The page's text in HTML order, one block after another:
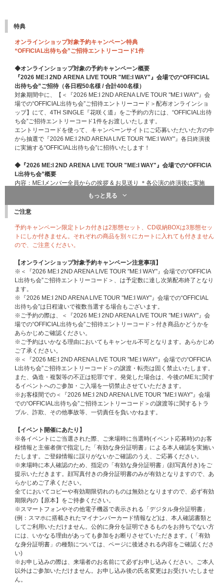
特典
オンラインショップ対象予約キャンペーン特典
“OFFICIAL出待ち会”ご招待エントリーコード1件
◆オンラインショップ対象の予約キャンペーン概要
『2026 ME:I 2ND ARENA LIVE TOUR "ME:I WAY"』会場での“OFFICIAL
出待ち会”ご招待（各日程50名様 / 合計400名様）
対象期間中に、【＜『2026 ME:I 2ND ARENA LIVE TOUR "ME:I WAY"』会
場での“OFFICIAL出待ち会”ご招待エントリーコード＞配布オンラインショ
ップ】にて、4TH SINGLE『花咲く道』をご予約の方には、“OFFICIAL出待
ち会”ご招待エントリーコード1件をお渡しいたします。
エントリーコードを使って、キャンペーンサイトにご応募いただいた方の中
から抽選で『2026 ME:I 2ND ARENA LIVE TOUR "ME:I WAY"』各日終演後
に実施する“OFFICIAL出待ち会”に招待いたします！
◆『2026 ME:I 2ND ARENA LIVE TOUR "ME:I WAY"』会場での“OFFICIA
L出待ち会”概要
内容：ME:Iメンバー全員からの挨拶 & お見送り ＊各公演の終演後に実施
招待人数：各日程50名様 / 合計400名様
※会場によって運営方法が一部異なる場合もございますが、特典会の内容部
※特典会中、指定の位置からメンバーの動画・写真撮影が可能となります。
注意事項につきましては、以下の＜録音・録画・写真撮影について＞の部分
へ記載しておりますので必ず事前にご一読ください。
ません。また、プレゼントを受け取ることもできませんので、あらかじめご
了承ください。
※当イベントの集合時間や集合場所などの詳細は、当選者の方へのみ別途ご
案内いたします。
※当イベントは『2026 ME:I 2ND ARENA LIVE TOUR "ME:I WAY"』の各日
終演後実施となります。以下の日程よりご希望の会場を選択いただけます。
※本キャンペーンの“OFFICIAL出待ち会”ご招待には、各日公演チケットは
不要となります。公演チケットをお持ちでない方もご参加可能となります。
＜開催日程／開催会場＞※開演時間は変更になる場合があります。
●東京・有明アリーナ
2026年8月1日(土) 開場 16:00／開演 17:00
2026年8月2日(日) 開場 14:00／開演 15:00
●宮城・ゼビオアリーナ仙台
2026年8月22日(土) 開場 16:00／開演 17:00
2026年8月23日(日) 開場 14:00／開演 15:00
2026年9月12日(土) 開場 16:00／開演17:00
2026年9月13日(日) 開場 14:00／開演15:00
●福岡・マリンメッセ福岡B館
2026年9月22日(火祝) 開場 16:00／開演17:00
2026年9月23日(水祝) 開場 14:00／開演15:00
【注意事項】
※日本以外の住所ではエントリーコードを登録することができません。あら
かじめご了承ください。
※決済方法の違いにより＜『2026 ME:I 2ND ARENA LIVE TOUR "ME:I WA
Y"』会場での“OFFICIAL出待ち会”ご招待エントリーコード＞付き商品ペー
ジのほかに＜『2026 ME:I 2ND ARENA LIVE TOUR "ME:I WAY"』会場で
の“OFFICIAL出待ち会”ご招待エントリーコード＞が付かない商品ページも
表示されることがあります。ご予約の際は＜『2026 ME:I 2ND ARENA LIVE
TOUR "ME:I WAY"』会場での“OFFICIAL出待ち会”ご招待エントリーコード
＞付きの表示をご確認ください。
※お支払方法は、クレジットカード、携帯キャリア決済のみとなります。
もっと見る
ご注意
予約キャンペーン限定トレカ付きは2形態セット、CD収納BOXは3形態セッ
トにしか付きません。それぞれの商品を別々にカートに入れても付きません
ので、ご注意ください。
【オンラインショップ対象予約キャンペーン注意事項】
※＜『2026 ME:I 2ND ARENA LIVE TOUR "ME:I WAY"』会場での“OFFICIA
L出待ち会”ご招待エントリーコード＞、は予定数に達し次第配布終了となり
ます。
※『2026 ME:I 2ND ARENA LIVE TOUR "ME:I WAY"』会場での“OFFICIAL
出待ち会”は日程違いで複数当選する場合もございます。
※ご予約の際は、＜『2026 ME:I 2ND ARENA LIVE TOUR "ME:I WAY"』会
場での“OFFICIAL出待ち会”ご招待エントリーコード＞付き商品かどうかを
あらかじめご確認ください。
※ご予約はいかなる理由においてもキャンセル不可となります。あらかじめ
ご了承ください。
※＜『2026 ME:I 2ND ARENA LIVE TOUR "ME:I WAY"』会場での“OFFICIA
L出待ち会”ご招待エントリーコード＞の譲渡・転売は固く禁止いたします。
また、偽造・複製等の不正は犯罪です。発覚した場合は、今後のME:Iに関す
るイベントへのご参加・ご入場を一切禁止させていただきます。
※お客様間での＜『2026 ME:I 2ND ARENA LIVE TOUR "ME:I WAY"』会場
での“OFFICIAL出待ち会”ご招待エントリーコード＞の譲渡等に関するトラ
ブル、詐欺、その他事故等、一切責任を負いかねます。
【イベント開催にあたり】
※各イベントにご当選された際、ご来場時に当選時(イベント応募時)のお客
様情報と主催者側で指定した「有効な身分証明書」による本人確認を実施い
たします。ご登録情報に誤りがないかご確認のうえ、ご応募ください。
※来場時に本人確認のため、指定の「有効な身分証明書」(顔写真付き)をご
提示いただきます。顔写真付きの身分証明書のみが有効となりますので、あ
らかじめご了承ください。
全てにおいてコピーや有効期限切れのものは無効となりますので、必ず有効
期限内の【原本】をご持参ください。
※スマートフォンやその他電子機器で表示される「デジタル身分証明書」
(例：スマホに搭載されたマイナンバーカード情報など)は、本人確認書類と
してご利用いただけません。公的に身分を証明できるものをお持ちでない方
には、いかなる理由があっても参加をお断りさせていただきます。(「有効
な身分証明書」の種類については、ページに後述される内容をご確認くださ
い)
※お申し込みの際は、来場者のお名前にて必ずお申し込みください。ご本人
以外はご参加いただけません。お申し込み後の氏名変更はお受けいたしませ
ん。